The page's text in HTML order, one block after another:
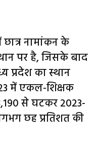
नामांकन के
पर है, जिसके बाद
प्रदेश का स्थान
में एकल-शिक्षक
से घटकर 2023-
छह प्रतिशत की